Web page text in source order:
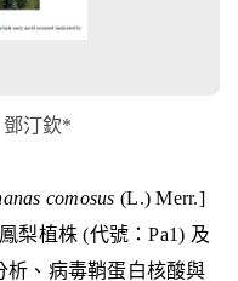
鄧汀欽*
comosus (L.) Merr.]
梨植株 (代號：Pa1) 及
析、病毒鞘蛋白核酸與